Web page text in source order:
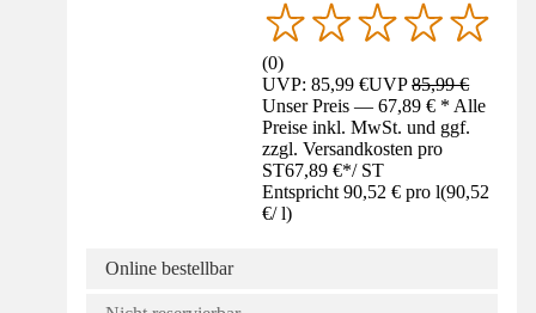
(0)
UVP: 85,99 €UVP85,99 €
Unser Preis — 67,89 € * Alle
Preise inkl. MwSt. und ggf.
zzgl. Versandkosten pro
ST67,89 €*/ ST
Entspricht 90,52 € pro l(90,52
€/ l)
Online bestellbar